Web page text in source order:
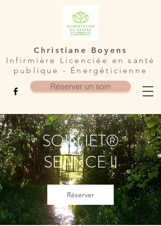
Christiane Boyens
Infirmière Licenciée en santé
publique - Énergéticienne
Réserver un soin
SOIN IET®
SEANCE II
Réserver